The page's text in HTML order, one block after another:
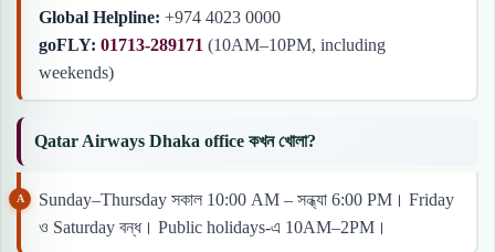
Global Helpline: +974 4023 0000
goFLY: 01713-289171 (10AM–10PM, including
weekends)
Qatar Airways Dhaka office কখন খোলা?
Sunday–Thursday সকাল 10:00 AM – সন্ধ্যা 6:00 PM। Friday
ও Saturday বন্ধ। Public holidays-এ 10AM–2PM।